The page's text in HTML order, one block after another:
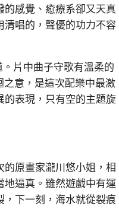
感覺、癒療系卻又天真
唱的，聲優的功力不容
片中曲子守歌有溫柔的
意，是這次配樂中最激
的表現，只有空的主題旋
原畫家瀧川悠小姐，相
逼真。雖然遊戲中有運
，下一刻，海水就從裂痕